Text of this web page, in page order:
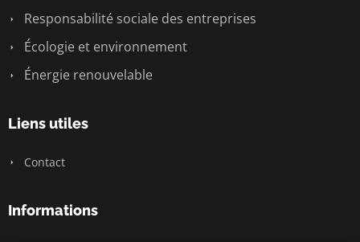
Responsabilité sociale des entreprises
Écologie et environnement
Énergie renouvelable
Liens utiles
Contact
Informations